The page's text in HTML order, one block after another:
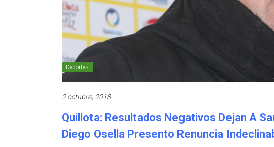
Deportes
2 octubre, 2018
Quillota: Resultados Negativos Dejan A
Diego Osella Presento Renuncia